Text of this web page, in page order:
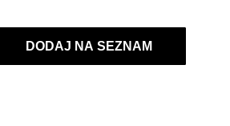
DODAJ NA SEZNAM